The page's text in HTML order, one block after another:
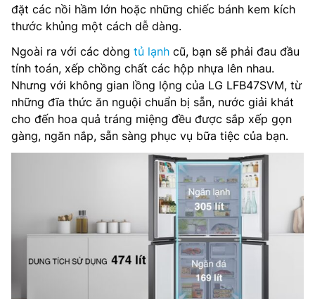
đặt các nồi hầm lớn hoặc những chiếc bánh kem kích
thước khủng một cách dễ dàng.
Ngoài ra với các dòng tủ lạnh cũ, bạn sẽ phải đau đầu
tính toán, xếp chồng chất các hộp nhựa lên nhau.
Nhưng với không gian lồng lộng của LG LFB47SVM, từ
những đĩa thức ăn nguội chuẩn bị sẵn, nước giải khát
cho đến hoa quả tráng miệng đều được sắp xếp gọn
gàng, ngăn nắp, sẵn sàng phục vụ bữa tiệc của bạn.